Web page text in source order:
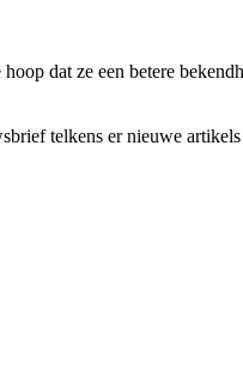
dat ze een betere
telkens er nieuwe